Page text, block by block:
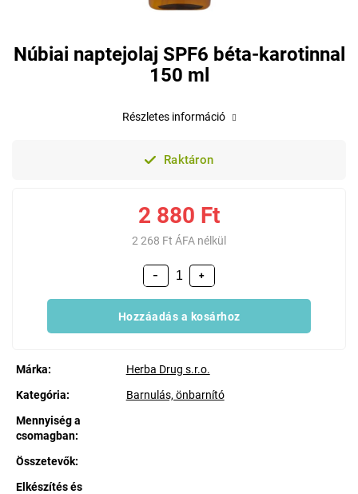
Núbiai naptejolaj SPF6 béta-karotinnal
150 ml
Raktáron
2 880 Ft
2 268 Ft ÁFA nélkül
+
−
Hozzáadás a kosárhoz
Kategória:
Barnulás, önbarnító
Mennyiség a
csomagban:
Összetevők:
Elkészítés és
Márka: Herba Drug s.r.o.
Részletes információ